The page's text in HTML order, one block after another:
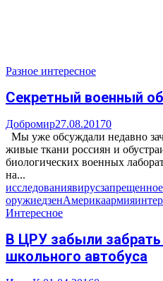
Разное интересное
Секретный военный
Добромир27.08.20170
Мы уже обсуждали недавно
живые ткани россиян и
биологических военных
на...
исследованиявирусзапрещенное
оружиедзенАмерикаармия
Интересное
В ЦРУ забыли забрать
школьного автобуса